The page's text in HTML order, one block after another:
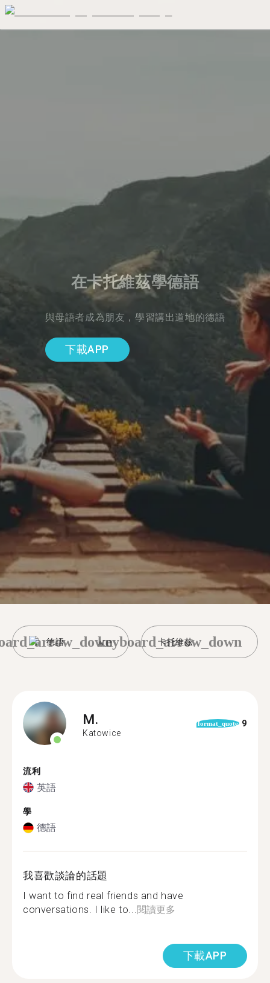
在卡托維茲學德語
與母語者成為朋友，學習講出道地的德語
下載APP
德語 卡托維茲
keyboard_arrow_down
M.
Katowice
format_quote 9
流利
英語
學
德語
我喜歡談論的話題
I want to find real friends and have
conversations. I like to...閱讀更多
下載APP